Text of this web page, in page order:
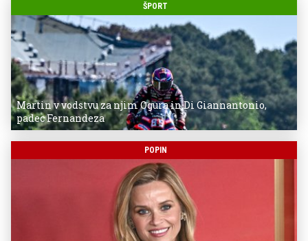
ŠPORT
Martin v vodstvu za njim Ogura in Di Giannantonio,
padec Fernandeza
POPIN